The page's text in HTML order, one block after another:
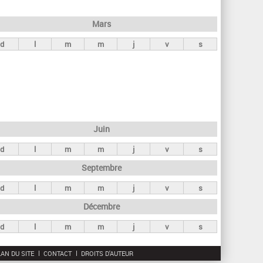
r
c
Mars
d l m m j v s
Juin
d l m m j v s
Septembre
d l m m j v s
Décembre
d l m m j v s
DU SITE CONTACT DROITS D'AUTEUR